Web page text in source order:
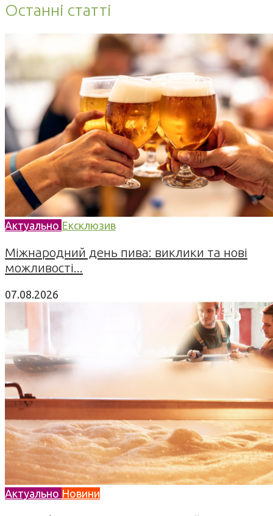
Останні статті
Актуально Ексклюзив
Міжнародний день пива: виклики та нові
можливості...
07.08.2026
Актуально Новини